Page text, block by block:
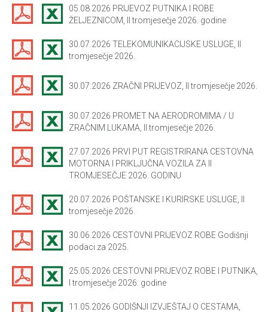
05.08.2026 PRIJEVOZ PUTNIKA I ROBE
ŽELJEZNICOM, II tromjesečje 2026. godine
30.07.2026 TELEKOMUNIKACIJSKE USLUGE, II
tromjesečje 2026.
30.07.2026 ZRAČNI PRIJEVOZ, II tromjesečje 2026.
30.07.2026 PROMET NA AERODROMIMA / U
ZRAČNIM LUKAMA, II tromjesečje 2026.
27.07.2026 PRVI PUT REGISTRIRANA CESTOVNA
MOTORNA I PRIKLJUČNA VOZILA ZA II
TROMJESEČJE 2026. GODINU
20.07.2026 POŠTANSKE I KURIRSKE USLUGE, II
tromjesečje 2026.
30.06.2026 CESTOVNI PRIJEVOZ ROBE Godišnji
podaci za 2025.
25.05.2026 CESTOVNI PRIJEVOZ ROBE I PUTNIKA,
I tromjesečje 2026. godine
11.05.2026 GODIŠNJI IZVJEŠTAJ O CESTAMA,